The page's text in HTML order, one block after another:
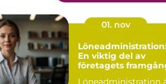
01. nov
En viktig del av
företagets
Löneadministration